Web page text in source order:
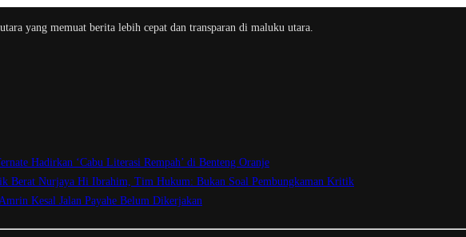
yang memuat berita lebih cepat dan transparan di maluku utara.
Hadirkan ‘Cabu Literasi Rempah’ di Benteng Oranje
Berat Nurjaya Hi Ibrahim, Tim Hukum: Bukan Soal Pembungkaman Kritik
Kesal Jalan Payahe Belum Dikerjakan